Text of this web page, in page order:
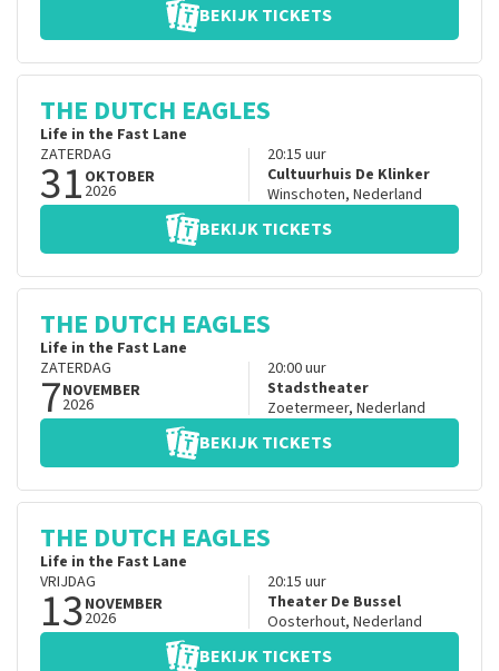
BEKIJK TICKETS
THE DUTCH EAGLES
Life in the Fast Lane
ZATERDAG
31 OKTOBER
2026
20:15 uur
Cultuurhuis De Klinker
Winschoten, Nederland
BEKIJK TICKETS
THE DUTCH EAGLES
Life in the Fast Lane
ZATERDAG
7NOVEMBER
2026
20:00uur
Stadstheater
Zoetermeer, Nederland
BEKIJK TICKETS
THE DUTCH EAGLES
Life in the Fast Lane
VRIJDAG
13NOVEMBER
2026
20:15 uur
Theater De Bussel
Oosterhout, Nederland
BEKIJK TICKETS